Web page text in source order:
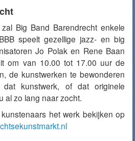
Big Band Barendrecht enkele
speelt gezellige jazz- en big
Jo Polak en Rene Baan
om van 10.00 tot 17.00 uur de
de kunstwerken te bewonderen
kunstwerk, of dat originele
al zo lang naar zocht.
het werk bekijken op